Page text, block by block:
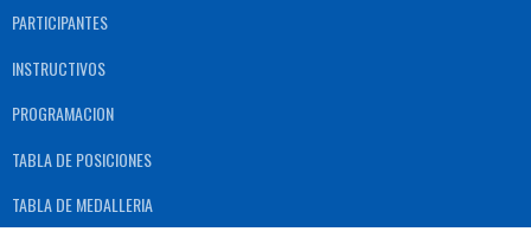
PARTICIPANTES
INSTRUCTIVOS
PROGRAMACION
TABLA DE POSICIONES
TABLA DE MEDALLERIA